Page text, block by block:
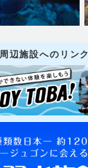
周辺施設へのリンク